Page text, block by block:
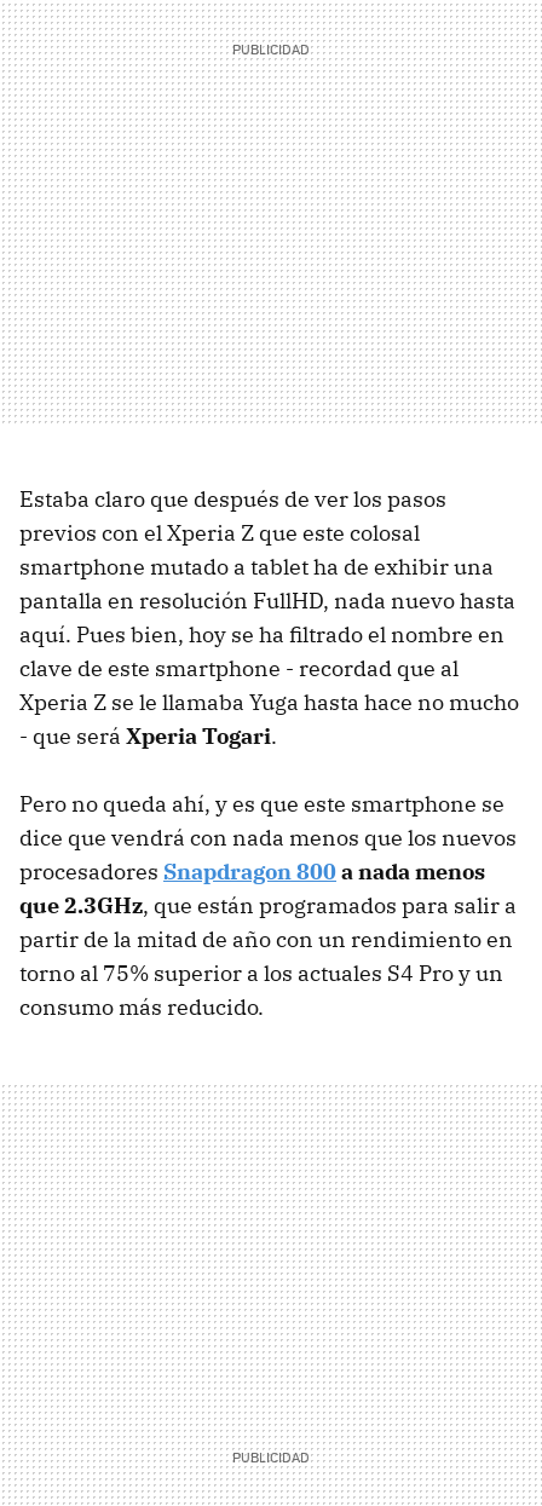
Estaba claro que después de ver los pasos
previos con el Xperia Z que este colosal
smartphone mutado a tablet ha de exhibir una
pantalla en resolución FullHD, nada nuevo hasta
aquí. Pues bien, hoy se ha filtrado el nombre en
clave de este smartphone - recordad que al
Xperia Z se le llamaba Yuga hasta hace no mucho
- que será Xperia Togari.
Pero no queda ahí, y es que este smartphone se
dice que vendrá con nada menos que los nuevos
procesadores Snapdragon 800a nada menos
que 2.3GHz, que están programados para salir a
partir de la mitad de año con un rendimiento en
torno al 75% superior a los actuales S4 Pro y un
consumo más reducido.